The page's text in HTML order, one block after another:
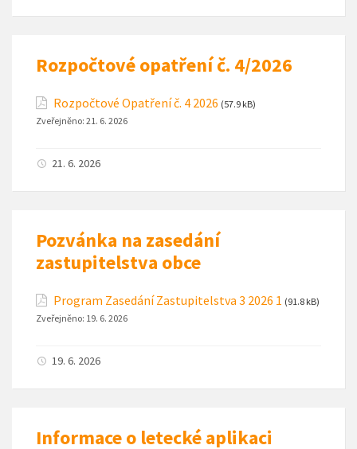
Rozpočtové opatření č. 4/2026
Rozpočtové Opatření č. 4 2026 (57.9 kB)
Zveřejněno: 21. 6. 2026
21. 6. 2026
Pozvánka na zasedání
zastupitelstva obce
Program Zasedání Zastupitelstva 3 2026 1 (91.8 kB)
Zveřejněno: 19. 6. 2026
19. 6. 2026
Informace o letecké aplikaci